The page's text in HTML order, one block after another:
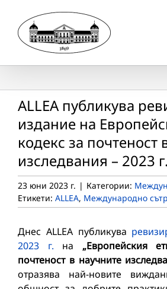
content
ALLEA публикува
издание на
кодекс за почтеност
изследвания – 2023 г.
23 юни 2023 г. | Категории:
Етикети: ALLEA, Международно
Днес ALLEA публикува
2023 г. на „Европейския
почтеност в научните
отразява най-новите